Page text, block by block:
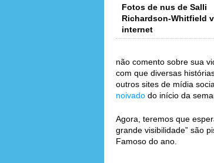
Fotos de nus de Salli
Richardson-Whitfield
internet
não comento sobre sua
com que diversas
outros sites de mídia
noivado do início da
Agora, teremos que
grande visibilidade” são
Famoso do ano.